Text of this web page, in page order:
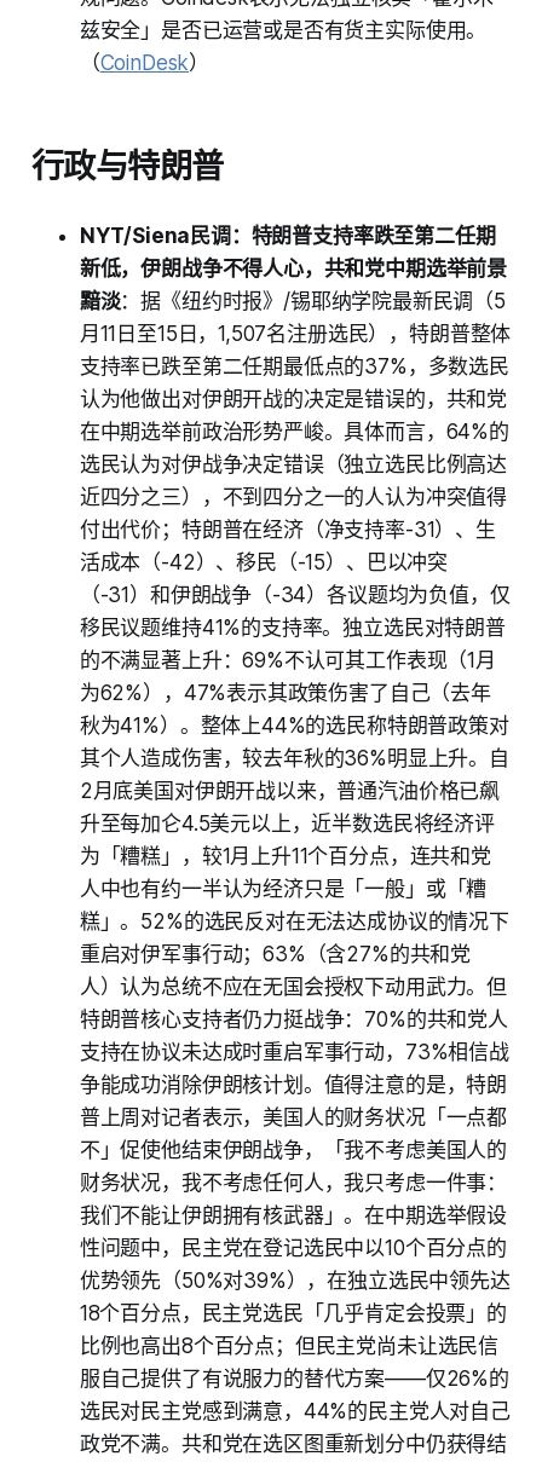
兹安全」是否已运营或是否有货主实际使用。
（CoinDesk）
行政与特朗普
NYT/Siena民调：特朗普支持率跌至第二任期
新低，伊朗战争不得人心，共和党中期选举前景
黯淡：据《纽约时报》/锡耶纳学院最新民调（5
月11日至15日，1,507名注册选民），特朗普整体
支持率已跌至第二任期最低点的37%，多数选民
认为他做出对伊朗开战的决定是错误的，共和党
在中期选举前政治形势严峻。具体而言，64%的
选民认为对伊战争决定错误（独立选民比例高达
近四分之三），不到四分之一的人认为冲突值得
付出代价；特朗普在经济（净支持率-31）、生
活成本（-42）、移民（-15）、巴以冲突
（-31）和伊朗战争（-34）各议题均为负值，仅
移民议题维持41%的支持率。独立选民对特朗普
的不满显著上升：69%不认可其工作表现（1月
为62%），47%表示其政策伤害了自己（去年
秋为41%）。整体上44%的选民称特朗普政策对
其个人造成伤害，较去年秋的36%明显上升。自
2月底美国对伊朗开战以来，普通汽油价格已飙
升至每加仑4.5美元以上，近半数选民将经济评
为「糟糕」，较1月上升11个百分点，连共和党
人中也有约一半认为经济只是「一般」或「糟
糕」。52%的选民反对在无法达成协议的情况下
重启对伊军事行动；63%（含27%的共和党
人）认为总统不应在无国会授权下动用武力。但
特朗普核心支持者仍力挺战争：70%的共和党人
支持在协议未达成时重启军事行动，73%相信战
争能成功消除伊朗核计划。值得注意的是，特朗
普上周对记者表示，美国人的财务状况「一点都
不」促使他结束伊朗战争，「我不考虑美国人的
财务状况，我不考虑任何人，我只考虑一件事：
我们不能让伊朗拥有核武器」。在中期选举假设
性问题中，民主党在登记选民中以10个百分点的
优势领先（50%对39%），在独立选民中领先达
18个百分点，民主党选民「几乎肯定会投票」的
比例也高出8个百分点；但民主党尚未让选民信
服自己提供了有说服力的替代方案——仅26%的
选民对民主党感到满意，44%的民主党人对自己
政党不满。共和党在选区图重新划分中仍获得结